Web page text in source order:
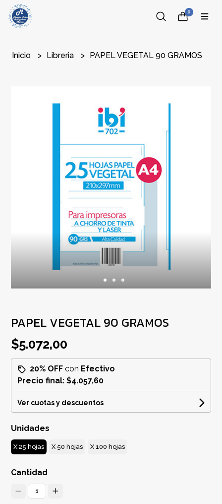
0
Inicio Libreria PAPEL VEGETAL 90 GRAMOS
PAPEL VEGETAL 90 GRAMOS
$5.072,00
20% OFF con Efectivo
Precio final:$4.057,60
Ver cuotas y descuentos
Unidades
X 25 hojas X 50 hojas X 100 hojas
Cantidad
1